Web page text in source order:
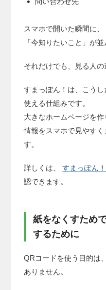
スマホで開いた瞬間に、
「今知りたいこと」が
それだけでも、見る人の
すまっぽん！は、こう
使える仕組みです。
大きなホームページを
情報をスマホで見やす
す。
詳しくは、すまっぽん
認できます。
紙をなくすため
するために
QRコードを使う目的は
ありません。